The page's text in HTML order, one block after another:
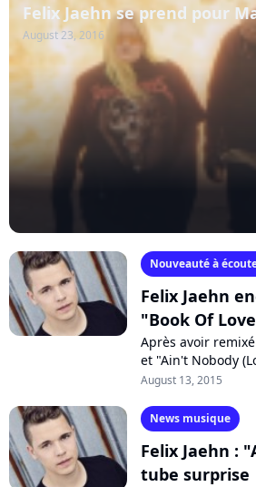
Felix Jaehn se prend pour
August 23, 2016
Nouveauté à
Felix Jaehn
"Book Of
Après avoir
et "Ain't Nobody
Jasmine
August 13, 2015
News musique
Felix Jaehn :
tube surprise